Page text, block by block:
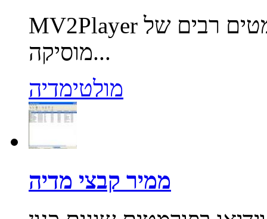
MV2Player נגן קטן וקומפקטי התומך בפורמטים רבים של
מוסיקה...
מולטימדיה
ממיר קבצי מדיה